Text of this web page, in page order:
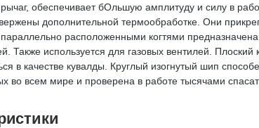
обеспечивает бОльшую амплитуду и силу в
дополнительной термообработке. Они
параллельно расположенными когтями
Также используется для газовых вентилей.
в качестве кувалды. Круглый изогнутый шип
во всем мире и проверена в работе тысячами